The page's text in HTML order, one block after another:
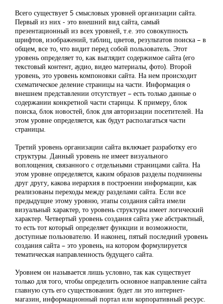
Всего существует 5 смысловых уровней организации сайта.
Первый из них - это внешний вид сайта, самый
презентационный из всех уровней, т.е. это совокупность
шрифтов, изображений, таблиц, цветов, результатов поиска – в
общем, все то, что видит перед собой пользователь. Этот
уровень определяет то, как выглядит содержимое сайта (его
текстовый контент, аудио, видео материалы, фото). Второй
уровень, это уровень компоновки сайта. На нем происходит
схематическое деление страницы на части. Информация о
внешнем представлении отсутствует – есть только данные о
содержании конкретной части старицы. К примеру, блок
поиска, блок новостей, блок для авторизации посетителей. На
этом уровне определяется, как будут располагаться части
страницы.
Третий уровень организации сайта включает разработку его
структуры. Данный уровень не имеет визуального
воплощения, связанного с отдельными страницами сайта. На
этом уровне определяется, каким образов разделы подчинены
друг другу, какова иерархия в построении информации, как
реализованы переходы между разделами сайта. Если все
предыдущие этому уровню, этапы создания сайта имели
визуальный характер, то уровень структуры имеет логический
характер. Четвертый уровень создания сайта уже абстрактный,
то есть тот который определяет функции и возможности,
доступные пользователю. И наконец, пятый последний уровень
создания сайта – это уровень, на котором формулируется
тематическая направленность будущего сайта.
Уровнем он называется лишь условно, так как существует
только для того, чтобы определить основное направление сайта
главную суть его существования: будет ли это интернет-
магазин, информационный портал или корпоративный ресурс.